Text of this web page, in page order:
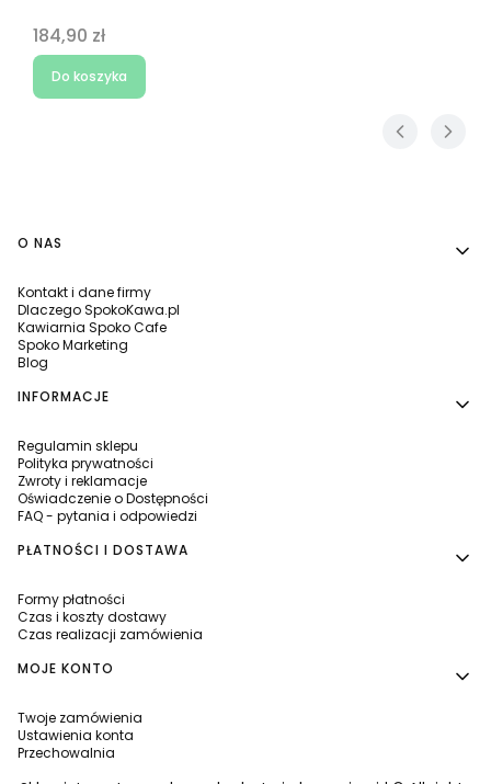
Cena
184,90 zł
Do koszyka
Linki w stopce
O NAS
Kontakt i dane firmy
Dlaczego SpokoKawa.pl
Kawiarnia Spoko Cafe
Spoko Marketing
Blog
INFORMACJE
Regulamin sklepu
Polityka prywatności
Zwroty i reklamacje
Oświadczenie o Dostępności
FAQ - pytania i odpowiedzi
PŁATNOŚCI I DOSTAWA
Formy płatności
Czas i koszty dostawy
Czas realizacji zamówienia
MOJE KONTO
Twoje zamówienia
Ustawienia konta
Przechowalnia